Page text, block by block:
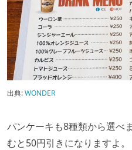
出典:WONDER
パンケーキも8種類から選べ
むと50円引きになりますよ。